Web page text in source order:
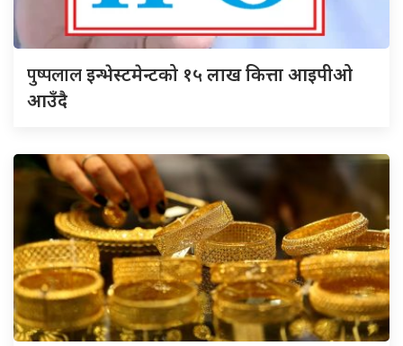
पुष्पलालइन्भेस्टमेन्टको १५ लाख कित्ता आइपीओ
आउँदै